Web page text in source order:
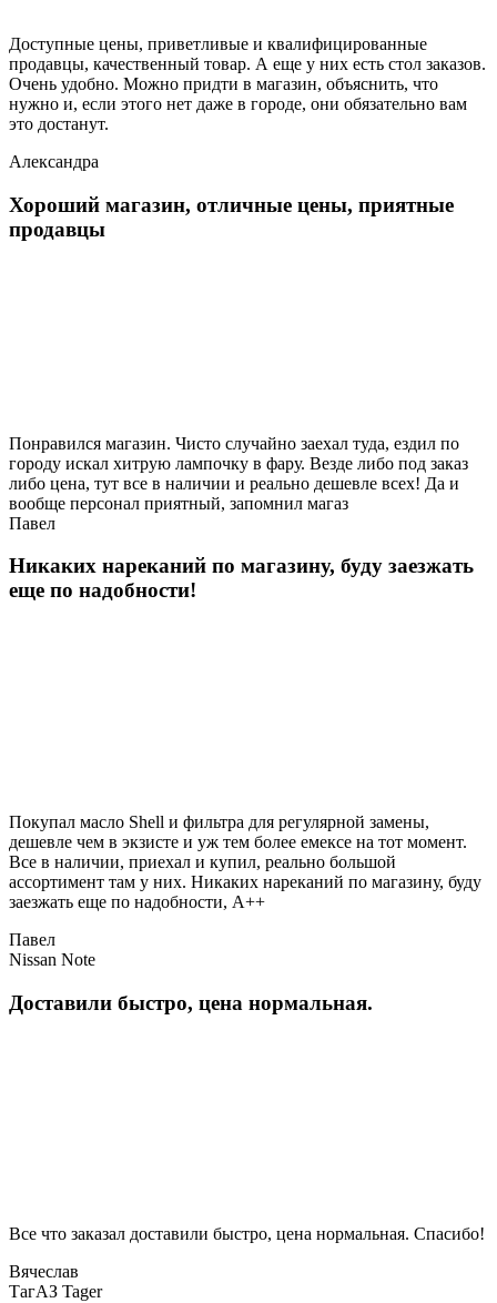
Доступные цены, приветливые и квалифицированные
продавцы, качественный товар. А еще у них есть стол заказов.
Очень удобно. Можно придти в магазин, объяснить, что
нужно и, если этого нет даже в городе, они обязательно вам
это достанут.
Александра
Хороший магазин, отличные цены, приятные
продавцы
Понравился магазин. Чисто случайно заехал туда, ездил по
городу искал хитрую лампочку в фару. Везде либо под заказ
либо цена, тут все в наличии и реально дешевле всех! Да и
вообще персонал приятный, запомнил магаз
Павел
Никаких нареканий по магазину, буду заезжать
еще по надобности!
Покупал масло Shell и фильтра для регулярной замены,
дешевле чем в экзисте и уж тем более емексе на тот момент.
Все в наличии, приехал и купил, реально большой
ассортимент там у них. Никаких нареканий по магазину, буду
заезжать еще по надобности, A++
Павел
Nissan Note
Доставили быстро, цена нормальная.
Все что заказал доставили быстро, цена нормальная. Спасибо!
Вячеслав
ТагАЗ Tager